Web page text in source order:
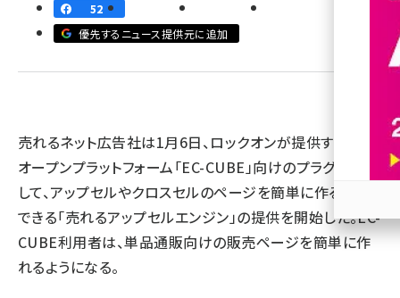
base (1083)
52
優先するニュース提供元に追加
売れるネット広告社は1月6日、ロックオンが提供するEC
オープンプラットフォーム「EC-CUBE」向けのプラグインと
して、アップセルやクロスセルのページを簡単に作ることが
できる「売れるアップセルエンジン」の提供を開始した。EC-
CUBE利用者は、単品通販向けの販売ページを簡単に作
れるようになる。
参